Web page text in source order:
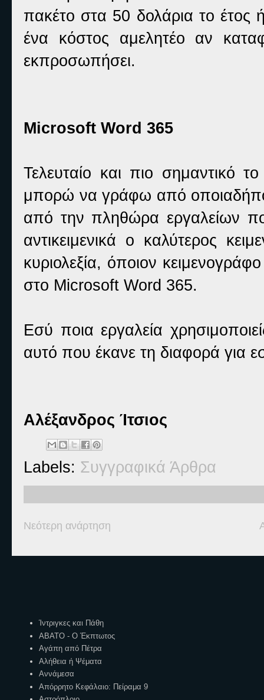
πακέτο στα 50 δολάρια το έτος
ένα κόστος αμελητέο αν
εκπροσωπήσει.
Microsoft Word 365
Τελευταίο και πιο
μπορώ να γράφω από
από την πληθώρα εργαλείων
αντικειμενικά ο καλύτερος
κυριολεξία, όποιον
στο Microsoft Word 365.
Εσύ ποια εργαλεία
αυτό που έκανε τη διαφορά για
Αλέξανδρος Ίτσιος
Labels: Συγγραφικά Άρθρα
Νεότερη ανάρτηση
Ίντριγκες και Πάθη
ΑΒΑΤΟ - Ο Έκπτωτος
Αγάπη από Πέτρα
Αλήθεια ή Ψέματα
Αννάμεσα
Απόρρητο Κεφάλαιο: Πείραμα 9